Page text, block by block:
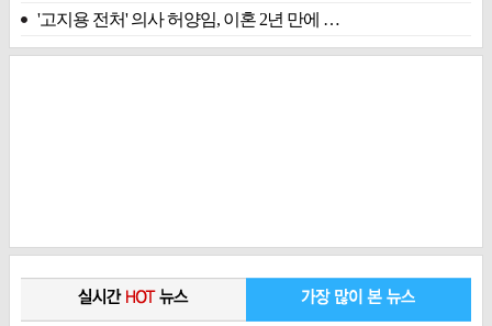
'고지용 전처' 의사 허양임, 이혼 2년 만에 …